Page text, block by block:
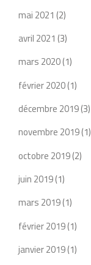
mai 2021 (2)
avril 2021 (3)
mars 2020(1)
février 2020(1)
décembre 2019(3)
novembre 2019(1)
octobre 2019(2)
juin 2019(1)
mars 2019(1)
février 2019(1)
janvier 2019(1)